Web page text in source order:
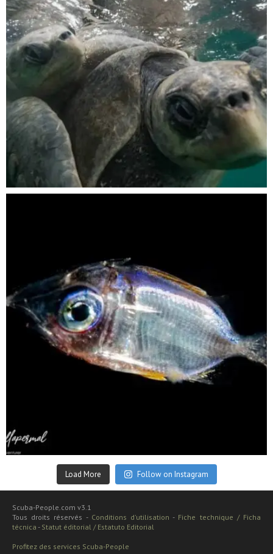
Sep 24
Load More Follow on Instagram
Scuba-People.com v3.1
Tous droits réservés - Conditions d'utilisation - Fiche technique / Ficha
técnica - Statut éditorial / Estatuto Editorial
Profitez des services Scuba-People